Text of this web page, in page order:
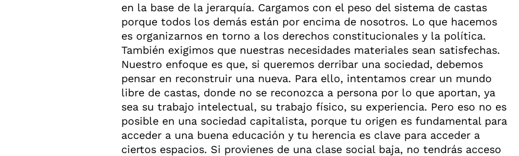
en la base de la jerarquía. Cargamos con el peso del sistema de castas
porque todos los demás están por encima de nosotros. Lo que hacemos
es organizarnos en torno a los derechos constitucionales y la política.
También exigimos que nuestras necesidades materiales sean satisfechas.
Nuestro enfoque es que, si queremos derribar una sociedad, debemos
pensar en reconstruir una nueva. Para ello, intentamos crear un mundo
libre de castas, donde no se reconozca a persona por lo que aportan, ya
sea su trabajo intelectual, su trabajo físico, su experiencia. Pero eso no es
posible en una sociedad capitalista, porque tu origen es fundamental para
acceder a una buena educación y tu herencia es clave para acceder a
ciertos espacios. Si provienes de una clase social baja, no tendrás acceso